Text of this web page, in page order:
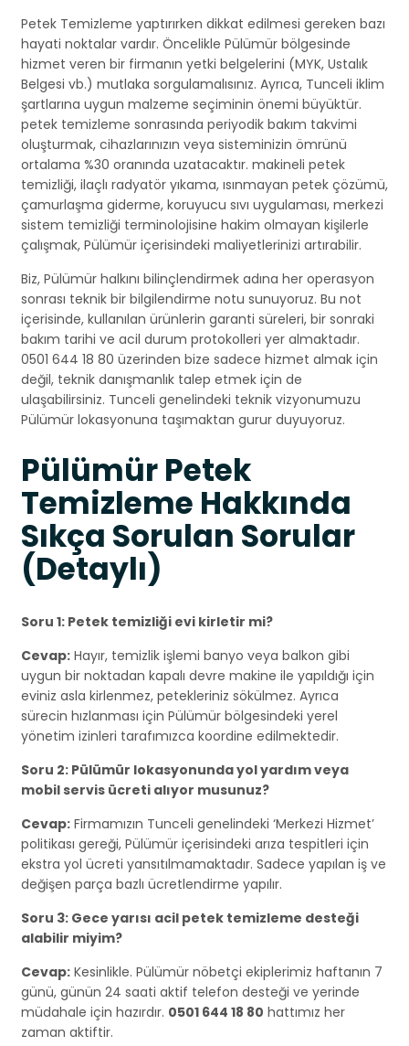
Petek Temizleme yaptırırken dikkat edilmesi gereken bazı
hayati noktalar vardır. Öncelikle Pülümür bölgesinde
hizmet veren bir firmanın yetki belgelerini (MYK, Ustalık
Belgesi vb.) mutlaka sorgulamalısınız. Ayrıca, Tunceli iklim
şartlarına uygun malzeme seçiminin önemi büyüktür.
petek temizleme sonrasında periyodik bakım takvimi
oluşturmak, cihazlarınızın veya sisteminizin ömrünü
ortalama %30 oranında uzatacaktır. makineli petek
temizliği, ilaçlı radyatör yıkama, ısınmayan petek çözümü,
çamurlaşma giderme, koruyucu sıvı uygulaması, merkezi
sistem temizliği terminolojisine hakim olmayan kişilerle
çalışmak, Pülümür içerisindeki maliyetlerinizi artırabilir.
Biz, Pülümür halkını bilinçlendirmek adına her operasyon
sonrası teknik bir bilgilendirme notu sunuyoruz. Bu not
içerisinde, kullanılan ürünlerin garanti süreleri, bir sonraki
bakım tarihi ve acil durum protokolleri yer almaktadır.
0501 644 18 80 üzerinden bize sadece hizmet almak için
değil, teknik danışmanlık talep etmek için de
ulaşabilirsiniz. Tunceli genelindeki teknik vizyonumuzu
Pülümür lokasyonuna taşımaktan gurur duyuyoruz.
Pülümür Petek
Temizleme Hakkında
Sıkça Sorulan Sorular
(Detaylı)
Soru 1: Petek temizliği evi kirletir mi?
Cevap: Hayır, temizlik işlemi banyo veya balkon gibi
uygun bir noktadan kapalı devre makine ile yapıldığı için
eviniz asla kirlenmez, petekleriniz sökülmez. Ayrıca
sürecin hızlanması için Pülümür bölgesindeki yerel
yönetim izinleri tarafımızca koordine edilmektedir.
Soru 2: Pülümür lokasyonunda yol yardım veya
mobil servis ücreti alıyor musunuz?
Cevap: Firmamızın Tunceli genelindeki ‘Merkezi Hizmet’
politikası gereği, Pülümür içerisindeki arıza tespitleri için
ekstra yol ücreti yansıtılmamaktadır. Sadece yapılan iş ve
değişen parça bazlı ücretlendirme yapılır.
Soru 3: Gece yarısı acil petek temizleme desteği
alabilir miyim?
Cevap: Kesinlikle. Pülümür nöbetçi ekiplerimiz haftanın 7
günü, günün 24 saati aktif telefon desteği ve yerinde
müdahale için hazırdır. 0501 644 18 80 hattımız her
zaman aktiftir.